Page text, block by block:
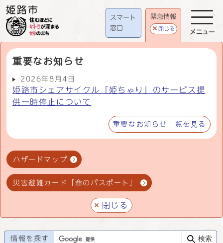
スマート
窓口
緊急情報
閉じる
重要なお知らせ
2026年8月4日
姫路市シェアサイクル「姫ちゃり」のサービス提
供一時停止について
重要なお知らせ一覧を見る
ハザードマップ
災害避難カード「命のパスポート」
閉じる
メニュー
情報を探す 検索